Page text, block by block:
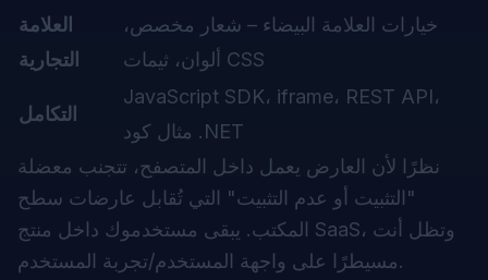
العلامة
التجارية
خيارات العلامة البيضاء – شعار مخصص،
ألوان، ثيمات CSS
التكامل
JavaScript SDK، iframe، REST API،
مثال كود .NET
نظرًا لأن العارض يعمل داخل المتصفح، تتجنب معضلة
"التثبيت أو عدم التثبيت" التي تُقابل عارضات سطح
المكتب. يبقى مستخدموك داخل منتج SaaS، وتظل أنت
مسيطرًا على واجهة المستخدم/تجربة المستخدم.